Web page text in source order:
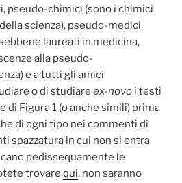
pseudo-chimici (sono i chimici
scienza), pseudo-medici
laureati in medicina,
alla pseudo-
e a tutti gli amici
o di studiare ex-novo i testi
di Figura 1 (o anche simili) prima
di ogni tipo nei commenti di
spazzatura in cui non si entra
pedissequamente le
trovare qui, non saranno